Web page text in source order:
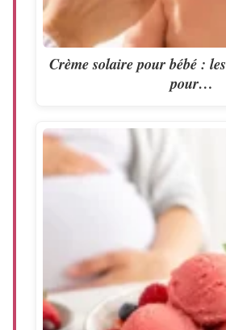
Crème solaire pour bébé :
pour…